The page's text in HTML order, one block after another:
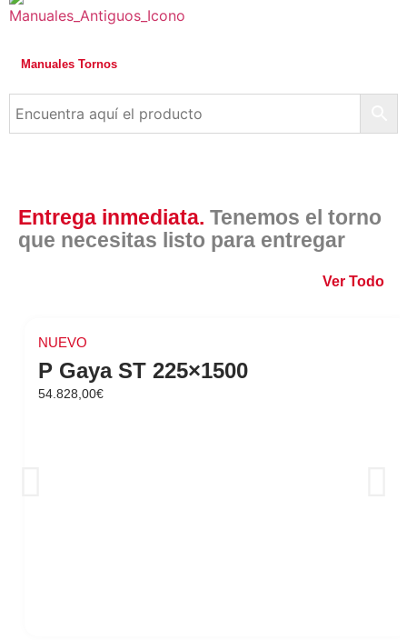
Manuales Tornos
Entrega inmediata. Tenemos el torno
que necesitas listo para entregar
Ver Todo
NUEVO
P Gaya ST 225×1500
54.828,00€